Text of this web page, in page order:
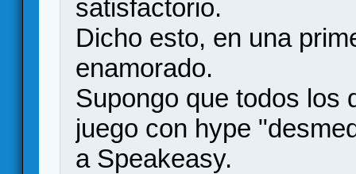
satisfactorio.
Dicho esto, en una
enamorado.
Supongo que todos los
juego con hype
a Speakeasy.